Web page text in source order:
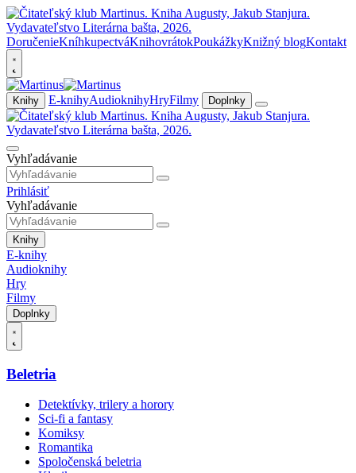
DoručenieKníhkupectváKnihovrátokPoukážkyKnižný blogKontakt
Knihy E-knihyAudioknihyHryFilmy Doplnky
Vyhľadávanie
Prihlásiť
Vyhľadávanie
Knihy
E-knihy
Audioknihy
Hry
Filmy
Doplnky
Beletria
Detektívky, trilery a horory
Sci-fi a fantasy
Komiksy
Romantika
Spoločenská beletria